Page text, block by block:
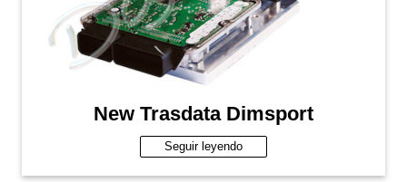
New Trasdata Dimsport
Seguir leyendo